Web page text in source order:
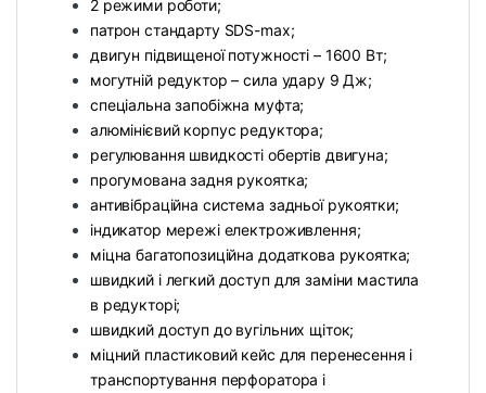
2 режими роботи;
патрон стандарту SDS-max;
двигун підвищеної потужності – 1600 Вт;
могутній редуктор – сила удару 9 Дж;
спеціальна запобіжна муфта;
алюмінієвий корпус редуктора;
регулювання швидкості обертів двигуна;
прогумована задня рукоятка;
антивібраційна система задньої рукоятки;
індикатор мережі електроживлення;
міцна багатопозиційна додаткова рукоятка;
швидкий і легкий доступ для заміни мастила
в редукторі;
швидкий доступ до вугільних щіток;
міцний пластиковий кейс для перенесення і
транспортування перфоратора і